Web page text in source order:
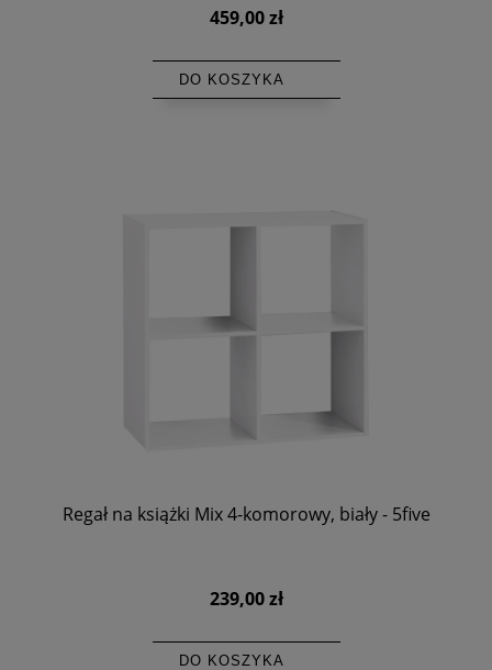
459,00 zł
DO KOSZYKA
Regał na książki Mix 4-komorowy, biały - 5five
239,00 zł
DO KOSZYKA